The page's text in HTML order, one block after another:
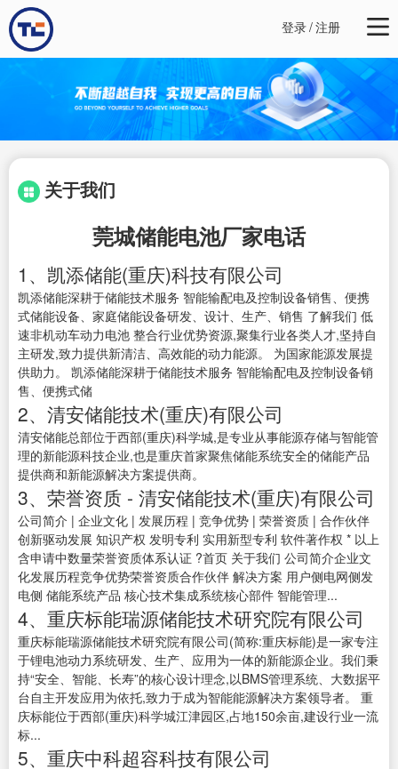
登录/注册
关于我们
莞城储能电池厂家电话
1、凯添储能(重庆)科技有限公司
凯添储能深耕于储能技术服务 智能输配电及控制设备销售、便携
式储能设备、家庭储能设备研发、设计、生产、销售 了解我们 低
速非机动车动力电池 整合行业优势资源,聚集行业各类人才,坚持自
主研发,致力提供新清洁、高效能的动力能源。 为国家能源发展提
供助力。 凯添储能深耕于储能技术服务 智能输配电及控制设备销
售、便携式储
2、清安储能技术(重庆)有限公司
清安储能总部位于西部(重庆)科学城,是专业从事能源存储与智能管
理的新能源科技企业,也是重庆首家聚焦储能系统安全的储能产品
提供商和新能源解决方案提供商。
3、荣誉资质 - 清安储能技术(重庆)有限公司
公司简介 | 企业文化 | 发展历程 | 竞争优势 | 荣誉资质 | 合作伙伴
创新驱动发展 知识产权 发明专利 实用新型专利 软件著作权 * 以上
含申请中数量荣誉资质体系认证 ?首页 关于我们 公司简介企业文
化发展历程竞争优势荣誉资质合作伙伴 解决方案 用户侧电网侧发
电侧 储能系统产品 核心技术集成系统核心部件 智能管理...
4、重庆标能瑞源储能技术研究院有限公司
重庆标能瑞源储能技术研究院有限公司(简称:重庆标能)是一家专注
于锂电池动力系统研发、生产、应用为一体的新能源企业。我们秉
持“安全、智能、长寿”的核心设计理念,以BMS管理系统、大数据平
台自主开发应用为依托,致力于成为智能能源解决方案领导者。 重
庆标能位于西部(重庆)科学城江津园区,占地150余亩,建设行业一流
标...
5、重庆中科超容科技有限公司